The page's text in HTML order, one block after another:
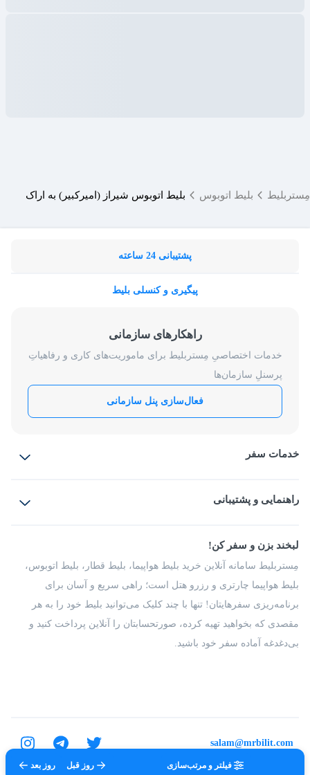
فیلتر و مرتب‌سازی روز قبل روز بعد
مِستربلیط بلیط اتوبوس بلیط اتوبوس شیراز (امیرکبیر) به اراک
پشتیبانی 24 ساعته
پیگیری و کنسلی بلیط
راهکارهای سازمانی
خدمات اختصاصیِ مِستربلیط برای ماموریت‌های کاری و رفاهیاتِ
پرسنلِ سازمان‌ها
فعال‌سازی پنل سازمانی
خدمات سفر
بلیط قطار
راهنمایی و پشتیبانی
شرایط و مقررات
راهکار سازمانی
فرصت‌های شغلی
درباره ما
لبخند بزن و سفر کن!
مِستربلیط سامانه آنلاین خرید بلیط هواپیما، بلیط قطار، بلیط اتوبوس،
بلیط هواپیما چارتری و رزرو هتل است؛ راهی سریع و آسان برای
برنامه‌ریزی سفرهایتان! تنها با چند کلیک می‌توانید بلیط خود را به هر
مقصدی که بخواهید تهیه کرده، صورتحسابتان را آنلاین پرداخت کنید و
بی‌دغدغه آماده سفر خود باشید.
تمامی حقوق برای شرکت عتیق گشت اصفهان محفوظ است.
salam@mrbilit.com